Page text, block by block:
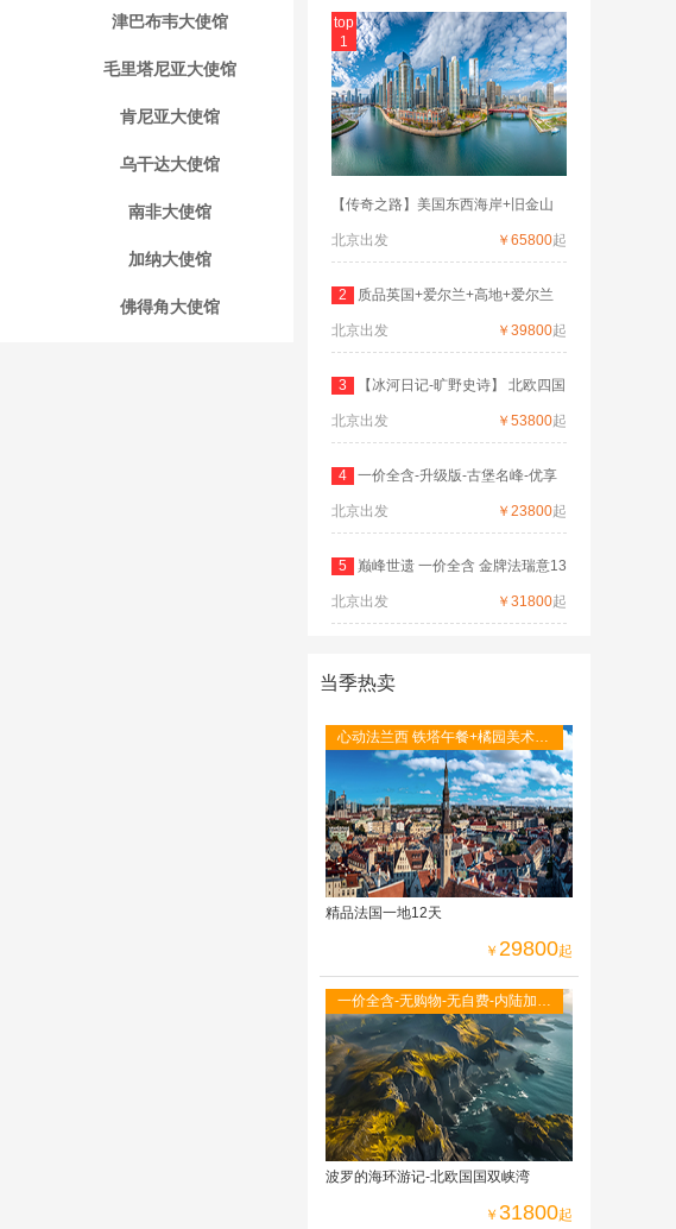
津巴布韦大使馆
毛里塔尼亚大使馆
肯尼亚大使馆
乌干达大使馆
南非大使馆
加纳大使馆
佛得角大使馆
top
1
【传奇之路】美国东西海岸+旧金山
北京出发 ￥65800起
2 质品英国+爱尔兰+高地+爱尔兰
深度
北京出发 ￥39800起
3 【冰河日记-旷野史诗】 北欧四国
双
北京出发 ￥53800起
4 一价全含-升级版-古堡名峰-优享
德
北京出发 ￥23800起
5 巅峰世遗 一价全含 金牌法瑞意13
日
北京出发 ￥31800起
当季热卖
心动法兰西 铁塔午餐+橘园美术馆
+圣米歇尔山+图卢茨航空馆+卡尔
卡松城堡
精品法国一地12天
￥ 29800起
一价全含-无购物-无自费-内陆加飞
不走回头路-双点进出-峡湾游船-观
光小火车
波罗的海环游记-北欧国国双峡湾
￥ 31800起